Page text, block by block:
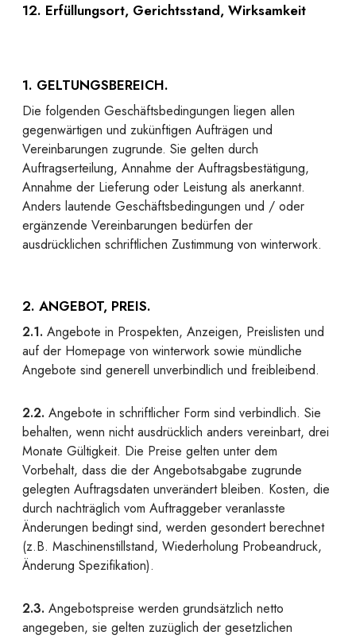
12. Erfüllungsort, Gerichtsstand, Wirksamkeit
1. GELTUNGSBEREICH.
Die folgenden Geschäftsbedingungen liegen allen
gegenwärtigen und zukünftigen Aufträgen und
Vereinbarungen zugrunde. Sie gelten durch
Auftragserteilung, Annahme der Auftragsbestätigung,
Annahme der Lieferung oder Leistung als anerkannt.
Anders lautende Geschäftsbedingungen und / oder
ergänzende Vereinbarungen bedürfen der
ausdrücklichen schriftlichen Zustimmung von winterwork.
2. ANGEBOT, PREIS.
2.1. Angebote in Prospekten, Anzeigen, Preislisten und
auf der Homepage von winterwork sowie mündliche
Angebote sind generell unverbindlich und freibleibend.
2.2. Angebote in schriftlicher Form sind verbindlich. Sie
behalten, wenn nicht ausdrücklich anders vereinbart, drei
Monate Gültigkeit. Die Preise gelten unter dem
Vorbehalt, dass die der Angebotsabgabe zugrunde
gelegten Auftragsdaten unverändert bleiben. Kosten, die
durch nachträglich vom Auftraggeber veranlasste
Änderungen bedingt sind, werden gesondert berechnet
(z.B. Maschinenstillstand, Wiederholung Probeandruck,
Änderung Spezifikation).
2.3. Angebotspreise werden grundsätzlich netto
angegeben, sie gelten zuzüglich der gesetzlichen